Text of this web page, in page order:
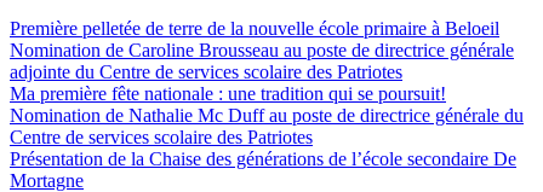
Première pelletée de terre de la nouvelle école primaire à Beloeil
Nomination de Caroline Brousseau au poste de directrice générale
adjointe du Centre de services scolaire des Patriotes
Ma première fête nationale : une tradition qui se poursuit!
Nomination de Nathalie Mc Duff au poste de directrice générale du
Centre de services scolaire des Patriotes
Présentation de la Chaise des générations de l’école secondaire De
Mortagne